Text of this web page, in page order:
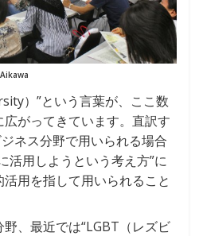
）”という言葉が、ここ数
がってきています。直訳す
ネス分野で用いられる場合
活用しようという考え方”に
用を指して用いられること
、最近では“LGBT（レズビ